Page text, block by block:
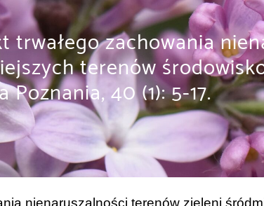
trwałego zachowania
terenów
40 (1): 5-17.
nienaruszalności terenów zieleni